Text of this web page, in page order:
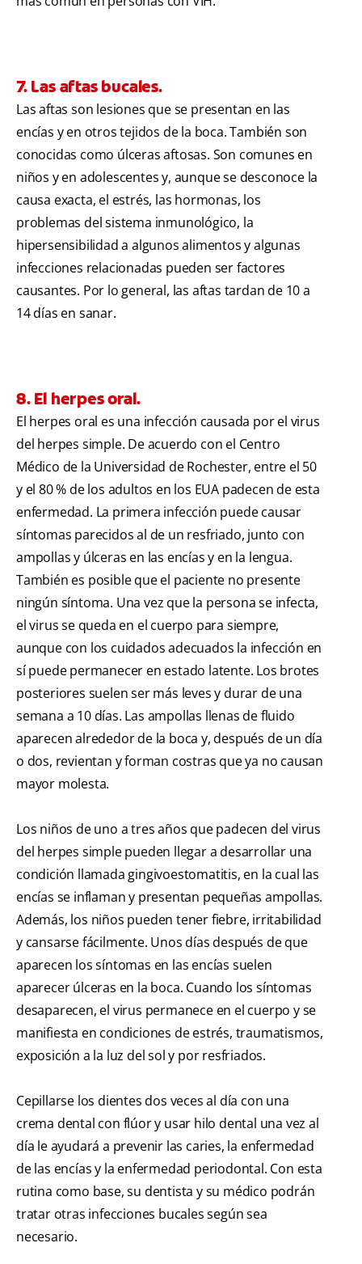
7. Las aftas bucales.
Las aftas son lesiones que se presentan en las
encías y en otros tejidos de la boca. También son
conocidas como úlceras aftosas. Son comunes en
niños y en adolescentes y, aunque se desconoce la
causa exacta, el estrés, las hormonas, los
problemas del sistema inmunológico, la
hipersensibilidad a algunos alimentos y algunas
infecciones relacionadas pueden ser factores
causantes. Por lo general, las aftas tardan de 10 a
14 días en sanar.
8. El herpes oral.
El herpes oral es una infección causada por el virus
del herpes simple. De acuerdo con el Centro
Médico de la Universidad de Rochester, entre el 50
y el 80 % de los adultos en los EUA padecen de esta
enfermedad. La primera infección puede causar
síntomas parecidos al de un resfriado, junto con
ampollas y úlceras en las encías y en la lengua.
También es posible que el paciente no presente
ningún síntoma. Una vez que la persona se infecta,
el virus se queda en el cuerpo para siempre,
aunque con los cuidados adecuados la infección en
sí puede permanecer en estado latente. Los brotes
posteriores suelen ser más leves y durar de una
semana a 10 días. Las ampollas llenas de fluido
aparecen alrededor de la boca y, después de un día
o dos, revientan y forman costras que ya no causan
mayor molesta.
Los niños de uno a tres años que padecen del virus
del herpes simple pueden llegar a desarrollar una
condición llamada gingivoestomatitis, en la cual las
encías se inflaman y presentan pequeñas ampollas.
Además, los niños pueden tener fiebre, irritabilidad
y cansarse fácilmente. Unos días después de que
aparecen los síntomas en las encías suelen
aparecer úlceras en la boca. Cuando los síntomas
desaparecen, el virus permanece en el cuerpo y se
manifiesta en condiciones de estrés, traumatismos,
exposición a la luz del sol y por resfriados.
Cepillarse los dientes dos veces al día con una
crema dental con flúor y usar hilo dental una vez al
día le ayudará a prevenir las caries, la enfermedad
de las encías y la enfermedad periodontal. Con esta
rutina como base, su dentista y su médico podrán
tratar otras infecciones bucales según sea
necesario.